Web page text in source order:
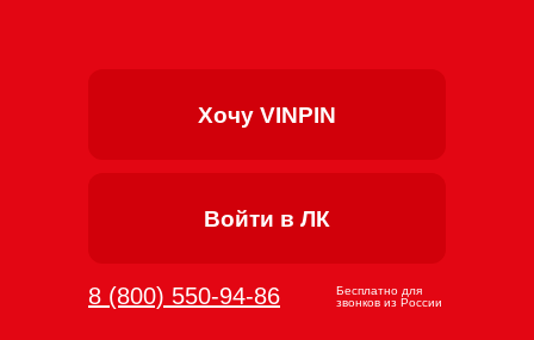
Хочу VINPIN
Войти в ЛК
8 (800) 550-94-86
Бесплатно для
звонков из России